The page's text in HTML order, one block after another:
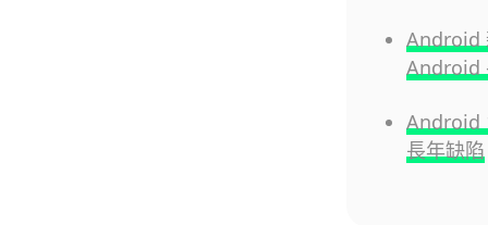
Android
Android
Android
長年缺陷